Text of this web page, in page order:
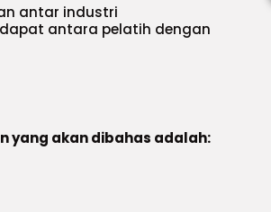
antar industri
antara pelatih dengan
yang akan dibahas adalah: